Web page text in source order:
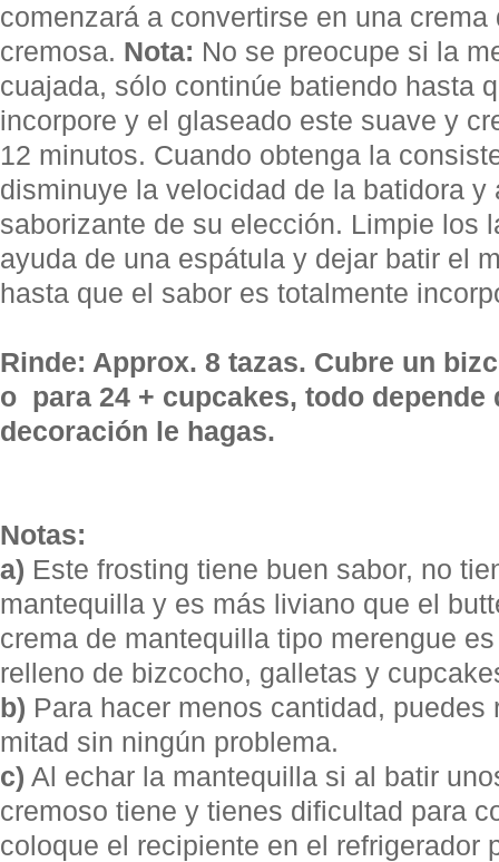
comenzará a convertirse en una
cremosa. Nota: No se preocupe si la
cuajada, sólo continúe batiendo hasta
incorpore y el glaseado este suave y
12 minutos. Cuando obtenga la
disminuye la velocidad de la batidora y
saborizante de su elección. Limpie los
ayuda de una espátula y dejar batir el
hasta que el sabor es totalmente
Rinde: Approx. 8 tazas. Cubre un
o para 24 + cupcakes, todo depende
decoración le hagas.
Notas:
a) Este frosting tiene buen sabor, no
mantequilla y es más liviano que el
crema de mantequilla tipo merengue
relleno de bizcocho, galletas y
b) Para hacer menos cantidad, puedes
mitad sin ningún problema.
c) Al echar la mantequilla si al batir
cremoso tiene y tienes dificultad para
coloque el recipiente en el refrigerador